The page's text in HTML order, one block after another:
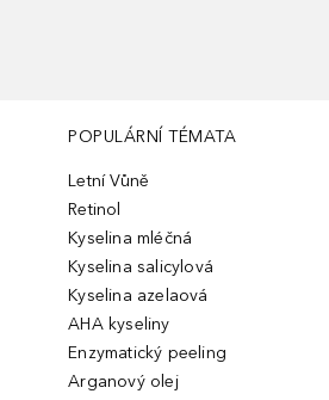
POPULÁRNÍ TÉMATA
Letní Vůně
Retinol
Kyselina mléčná
Kyselina salicylová
Kyselina azelaová
AHA kyseliny
Enzymatický peeling
Arganový olej